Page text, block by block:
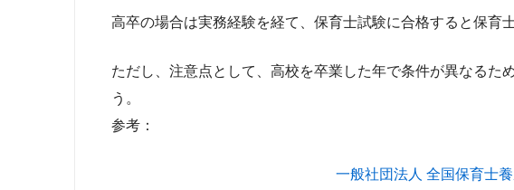
高卒の場合は実務経験を経て、保育士試験に合格すると保育
ただし、注意点として、高校を卒業した年で条件が異なるた
う。
参考：
一般社団法人 全国保育士